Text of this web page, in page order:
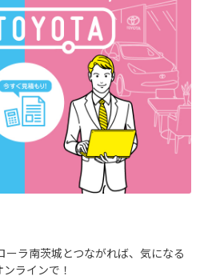
ーラ南茨城とつながれば、気になる
ラインで！